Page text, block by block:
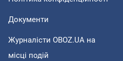
Документи
Журналісти OBOZ.UA на
місці подій